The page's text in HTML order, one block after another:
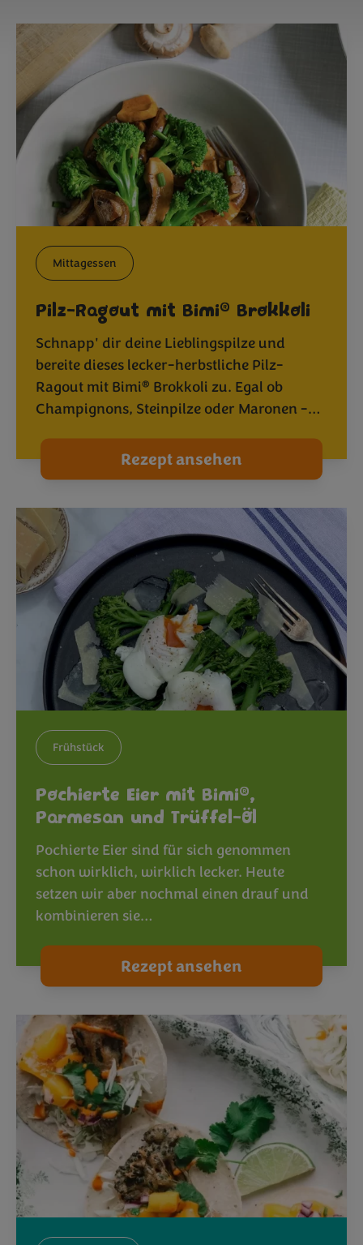
Mittagessen
Pilz-Ragout mit Bimi® Brokkoli
Schnapp' dir deine Lieblingspilze und
bereite dieses lecker-herbstliche Pilz-
Ragout mit Bimi® Brokkoli zu. Egal ob
Champignons, Steinpilze oder Maronen -…
Rezept ansehen
Frühstück
Pochierte Eier mit Bimi®,
Parmesan und Trüffel-Öl
Pochierte Eier sind für sich genommen
schon wirklich, wirklich lecker. Heute
setzen wir aber nochmal einen drauf und
kombinieren sie…
Rezept ansehen